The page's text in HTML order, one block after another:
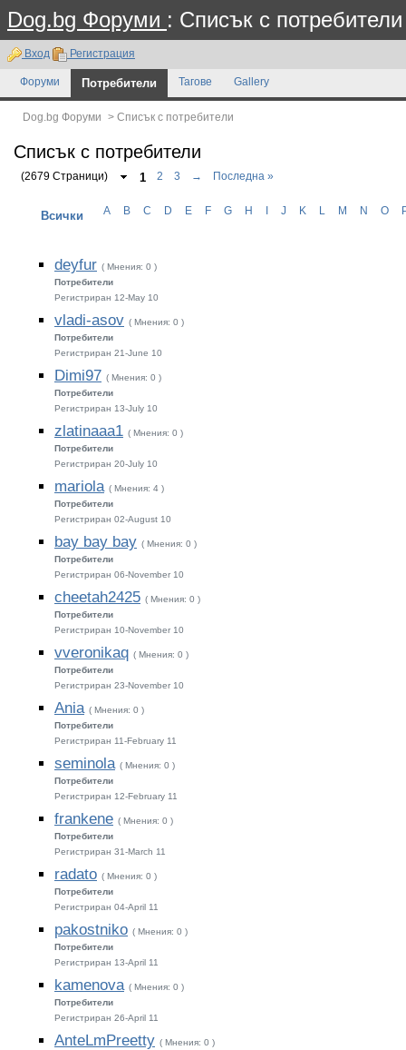
Dog.bg Форуми : Списък с потребители
Вход Регистрация
Форуми Потребители Тагове Gallery
Dog.bg Форуми > Списък с потребители
Списък с потребители
(2679 Страници) 1 2 3 → Последна »
Всички A B C D E F G H J K M N O
deyfur ( Мнения: 0 )
Потребители
Регистриран 12-May 10
vladi-asov ( Мнения: 0 )
Потребители
Регистриран 21-June 10
Dimi97 ( Мнения: 0 )
Потребители
Регистриран 13-July 10
zlatinaaa1 ( Мнения: 0 )
Потребители
Регистриран 20-July 10
mariola ( Мнения: 4 )
Потребители
Регистриран 02-August 10
bay bay bay ( Мнения: 0 )
Потребители
Регистриран 06-November 10
cheetah2425 ( Мнения: 0 )
Потребители
Регистриран 10-November 10
vveronikaq ( Мнения: 0 )
Потребители
Регистриран 23-November 10
Ania ( Мнения: 0 )
Потребители
Регистриран 11-February 11
seminola ( Мнения: 0 )
Потребители
Регистриран 12-February 11
frankene ( Мнения: 0 )
Потребители
Регистриран 31-March 11
radato ( Мнения: 0 )
Потребители
Регистриран 04-April 11
pakostniko ( Мнения: 0 )
Потребители
Регистриран 13-April 11
kamenova ( Мнения: 0 )
Потребители
Регистриран 26-April 11
AnteLmPreetty ( Мнения: 0 )